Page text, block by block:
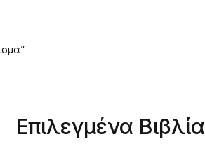
Επιλεγμένα Βιβλία